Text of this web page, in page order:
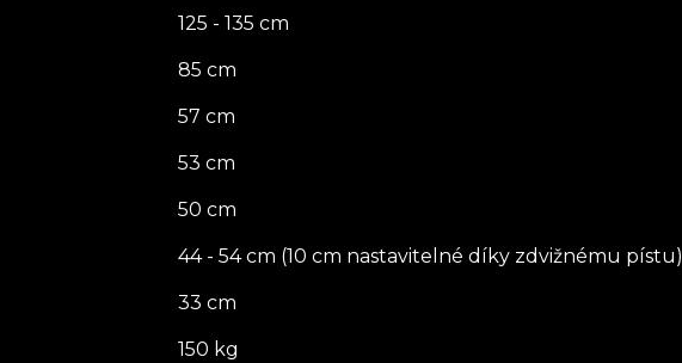
125 - 135 cm
85 cm
57 cm
53 cm
50 cm
44 - 54 cm (10 cm nastavitelné díky zdvižnému pístu)
33 cm
150 kg